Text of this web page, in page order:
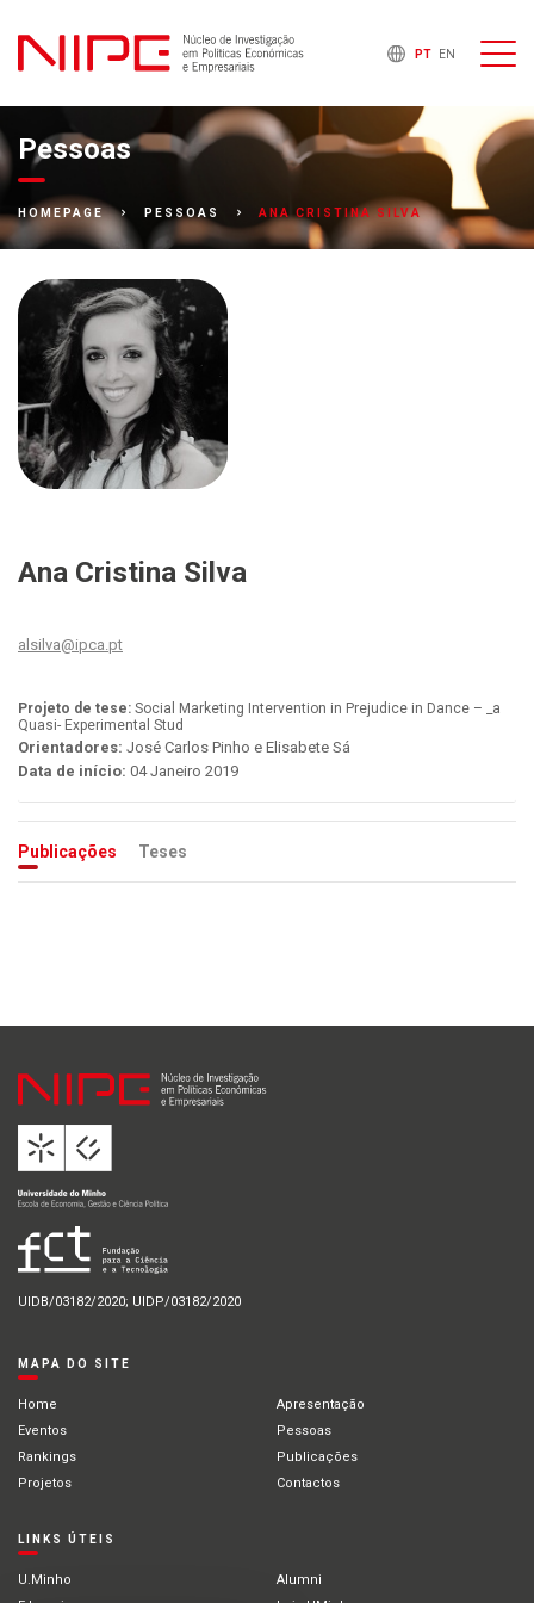
PT EN
Pessoas
HOMEPAGE PESSOAS ANA CRISTINA SILVA
Ana Cristina Silva
alsilva@ipca.pt
Projeto de tese: Social Marketing Intervention in Prejudice in Dance – _a
Quasi- Experimental Stud
Orientadores: José Carlos Pinho e Elisabete Sá
Data de início: 04 Janeiro 2019
Publicações Teses
UIDB/03182/2020; UIDP/03182/2020
MAPA DO SITE
Home
Apresentação
Eventos
Pessoas
Rankings
Publicações
Projetos
Contactos
LINKS ÚTEIS
U.Minho
Alumni